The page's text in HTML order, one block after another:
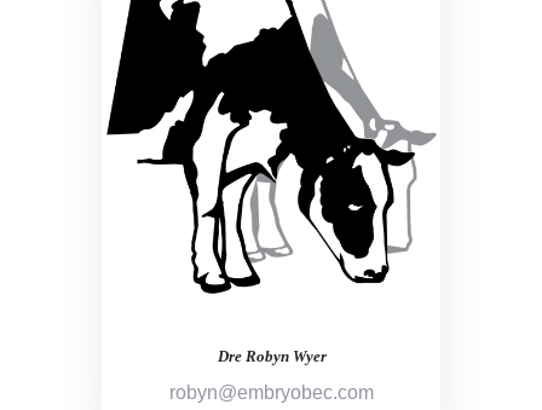
Dre Robyn Wyer
robyn@embryobec.com